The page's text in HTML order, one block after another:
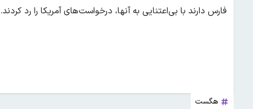
فارس دارند با بی‌اعتنایی به آنها، درخواست‌های آمریکا را رد کردند.
هگست